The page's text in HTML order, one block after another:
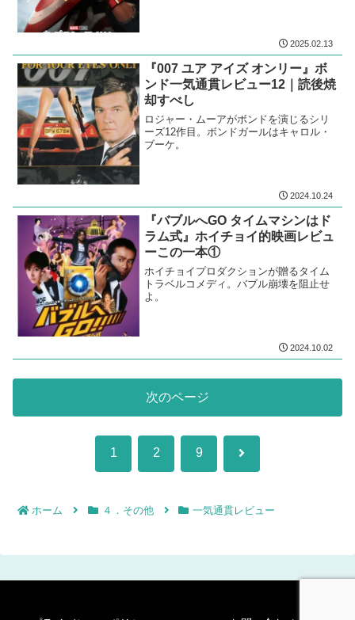
2025.02.13
『007 ユア アイズ オンリー』ボ
ンド一気通貫レビュー12｜読後焼
却すべし
ロジャー・ムーアがボンドを演じるシリ
ーズ12作目。ボンドガールはキャロル・
ブーケ。
2024.10.24
『バブルへGO タイムマシンはド
ラム式』ホイチョイ的映画レビュ
ーこの一本①
ホイチョイプロダクションが贈るタイム
トラベルコメディ。バブル崩壊を阻止せ
よ。
2024.10.02
次のページ
1 2 9 次
ホーム ４．その他 一気通貫レビュー